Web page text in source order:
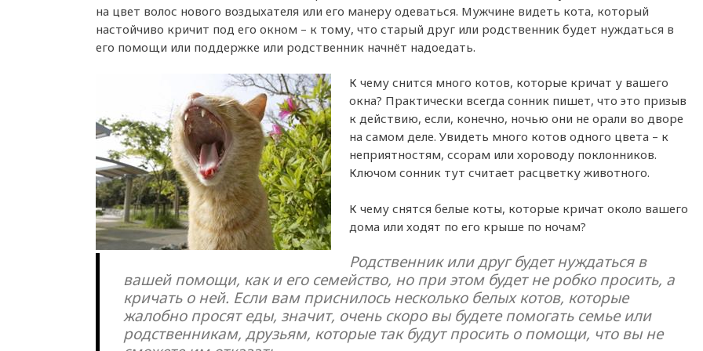
на цвет волос нового воздыхателя или его манеру одеваться. Мужчине видеть кота, который
настойчиво кричит под его окном – к тому, что старый друг или родственник будет нуждаться в
его помощи или поддержке или родственник начнёт надоедать.
К чему снится много котов, которые кричат у вашего
окна? Практически всегда сонник пишет, что это призыв
к действию, если, конечно, ночью они не орали во дворе
на самом деле. Увидеть много котов одного цвета – к
неприятностям, ссорам или хороводу поклонников.
Ключом сонник тут считает расцветку животного.
К чему снятся белые коты, которые кричат около вашего
дома или ходят по его крыше по ночам?
Родственник или друг будет нуждаться в
вашей помощи, как и его семейство, но при этом будет не робко просить, а
кричать о ней. Если вам приснилось несколько белых котов, которые
жалобно просят еды, значит, очень скоро вы будете помогать семье или
родственникам, друзьям, которые так будут просить о помощи, что вы не